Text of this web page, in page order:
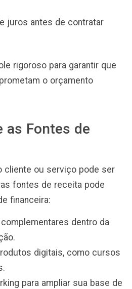
juros antes de contratar
rigoroso para garantir que
o orçamento
as Fontes de
cliente ou serviço pode ser
fontes de receita pode
financeira:
dentro da
digitais, como cursos
para ampliar sua base de